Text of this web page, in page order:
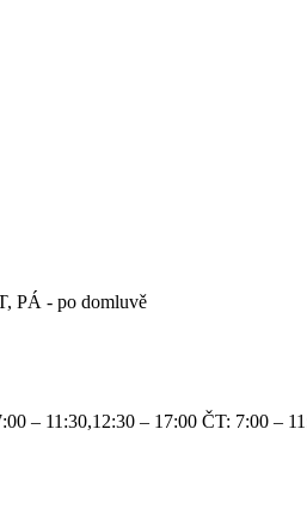
PÁ - po domluvě
– 11:30,12:30 – 17:00 ČT: 7:00 –